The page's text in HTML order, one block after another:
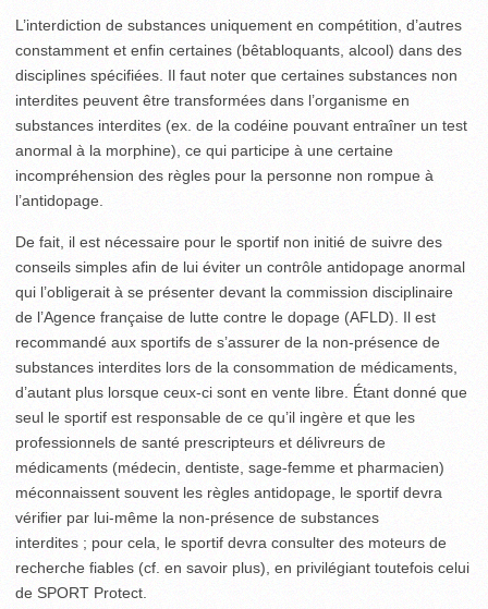
L’interdiction de substances uniquement en compétition, d’autres
constamment et enfin certaines (bêtabloquants, alcool) dans des
disciplines spécifiées. Il faut noter que certaines substances non
interdites peuvent être transformées dans l’organisme en
substances interdites (ex. de la codéine pouvant entraîner un test
anormal à la morphine), ce qui participe à une certaine
incompréhension des règles pour la personne non rompue à
l’antidopage.
De fait, il est nécessaire pour le sportif non initié de suivre des
conseils simples afin de lui éviter un contrôle antidopage anormal
qui l’obligerait à se présenter devant la commission disciplinaire
de l’Agence française de lutte contre le dopage (AFLD). Il est
recommandé aux sportifs de s’assurer de la non-présence de
substances interdites lors de la consommation de médicaments,
d’autant plus lorsque ceux-ci sont en vente libre. Étant donné que
seul le sportif est responsable de ce qu’il ingère et que les
professionnels de santé prescripteurs et délivreurs de
médicaments (médecin, dentiste, sage-femme et pharmacien)
méconnaissent souvent les règles antidopage, le sportif devra
vérifier par lui-même la non-présence de substances
interdites ; pour cela, le sportif devra consulter des moteurs de
recherche fiables (cf. en savoir plus), en privilégiant toutefois celui
de SPORT Protect.